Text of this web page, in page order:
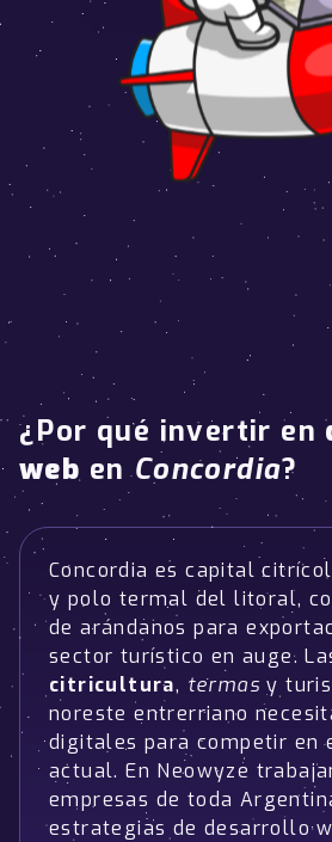
¿Por qué invertir en
web enConcordia?
Concordia es capital
y polo termal del litoral,
de arándanos para
sector turístico en auge.
citricultura, termas y
noreste entrerriano
digitales para competir en
actual. En Neowyze
empresas de toda
estrategias de desarrollo